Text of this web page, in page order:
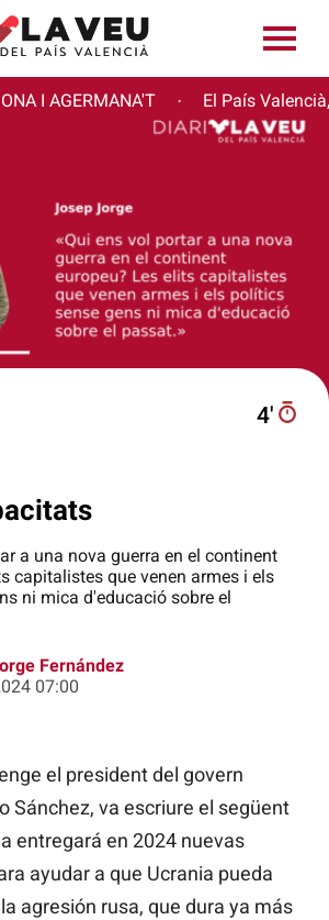
I AGERMANA'T · El País
4′
a una nova guerra en el continent
capitalistes que venen armes i els
ni mica d'educació sobre el
Fernández
07:00
el president del govern
Sánchez, va escriure el següent
entregará en 2024 nuevas
ayudar a que Ucrania pueda
agresión rusa, que dura ya más